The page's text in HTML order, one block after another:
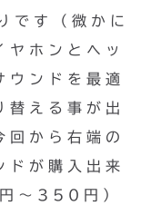
す（微かに
ヤホンとヘッ
ウンドを最適
替える事が出
回から右端の
ドが購入出来
〜350円）